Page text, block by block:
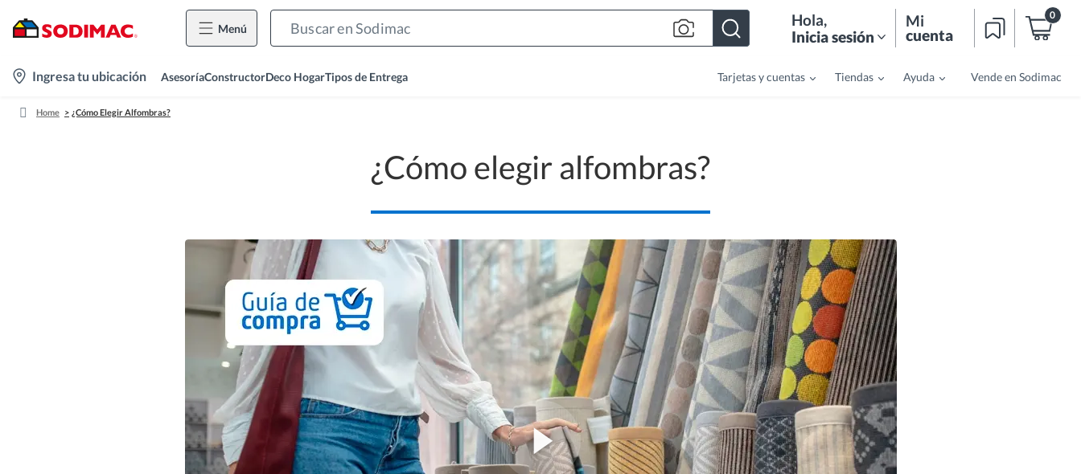
Menú Hola,
Inicia sesión
Mi
cuenta
0
location-
Ingresa tu ubicación AsesoríaConstructorDeco HogarTipos de Entrega Tarjetas y cuentas Tiendas Ayuda Vende en Sodimac
Home ¿Cómo Elegir Alfombras?
¿Cómo elegir alfombras?